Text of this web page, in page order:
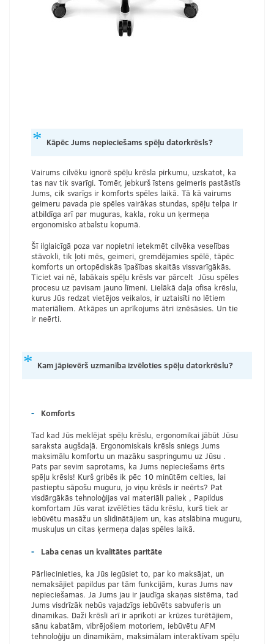
Kāpēc Jums nepieciešams spēļu datorkrēsls?
Vairums cilvēku ignorē spēļu krēsla pirkumu, uzskatot, ka
tas nav tik svarīgi. Tomēr, jebkurš īstens geimeris pastāstīs
Jums, cik svarīgs ir komforts spēles laikā. Tā kā vairums
geimeru pavada pie spēles vairākas stundas, spēļu telpa ir
atbildīga arī par muguras, kakla, roku un ķermeņa
ergonomisko atbalstu kopumā.
Šī ilglaicīgā poza var nopietni ietekmēt cilvēka veselības
stāvokli, tik ļoti mēs, geimeri, gremdējamies spēlē, tāpēc
komforts un ortopēdiskās īpašības skaitās vissvarīgākās.
Ticiet vai nē, labākais spēļu krēsls var pārcelt Jūsu spēles
procesu uz pavisam jauno līmeni. Lielākā daļa ofisa krēslu,
kurus Jūs redzat vietējos veikalos, ir uztaisīti no lētiem
materiāliem. Atkāpes un aprīkojums ātri iznēsāsies. Un tie
ir neērti.
Kam jāpievērš uzmanība izvēloties spēļu datorkrēslu?
Komforts
Tad kad Jūs meklējat spēļu krēslu, ergonomikai jābūt Jūsu
saraksta augšdaļā. Ergonomiskais krēsls sniegs Jums
maksimālu komfortu un mazāku saspringumu uz Jūsu .
Pats par sevim saprotams, ka Jums nepieciešams ērts
spēļu krēsls! Kurš gribēs ik pēc 10 minūtēm celties, lai
pastieptu sāpošu muguru, jo viņu krēsls ir neērts? Pat
visdārgākās tehnoloģijas vai materiāli paliek , Papildus
komfortam Jūs varat izvēlēties tādu krēslu, kurš tiek ar
iebūvētu masāžu un slidinātājiem un, kas atslābina muguru,
muskuļus un citas ķermeņa daļas spēles laikā.
Laba cenas un kvalitātes paritāte
Pārliecinieties, ka Jūs iegūsiet to, par ko maksājat, un
nemaksājiet papildus par tām funkcijām, kuras Jums nav
nepieciešamas. Ja Jums jau ir jaudīga skaņas sistēma, tad
Jums visdrīzāk nebūs vajadzīgs iebūvēts sabvuferis un
dinamikas. Daži krēsli arī ir aprīkoti ar krūzes turētājiem,
sānu kabatām, vibrējošiem motoriem, iebūvētu AFM
tehnoloģiju un dinamikām, maksimālam interaktīvam spēļu